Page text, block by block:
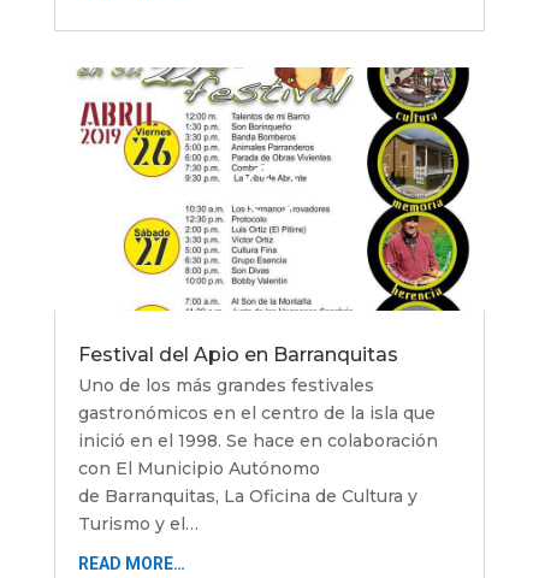
Festival del Apio en Barranquitas
Uno de los más grandes festivales
gastronómicos en el centro de la isla que
inició en el 1998. Se hace en colaboración
con El Municipio Autónomo
de Barranquitas, La Oficina de Cultura y
Turismo y el…
READ MORE…